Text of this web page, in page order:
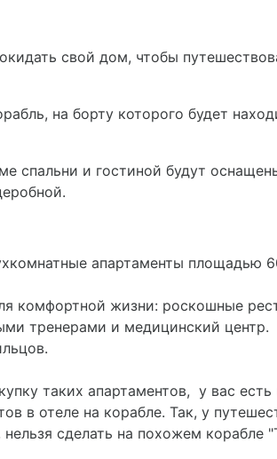
свой дом, чтобы
на борту которого будет
спальни и гостиной будут
апартаменты площадью
комфортной жизни: роскошные
тренерами и медицинский
таких апартаментов, у вас
в отеле на корабле. Так, у
сделать на похожем корабле